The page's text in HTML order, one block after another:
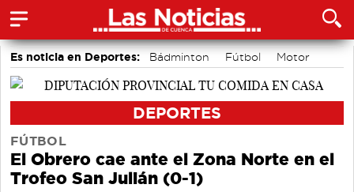
Es noticia en Deportes: Bádminton Fútbol
Motor
Bolos conquenses
DEPORTES
FÚTBOL
El Obrero cae ante el Zona Norte en el
Trofeo San Julián (0-1)